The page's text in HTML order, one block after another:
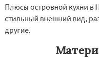
Плюсы островной кухни в
стильный внешний вид,
другие.